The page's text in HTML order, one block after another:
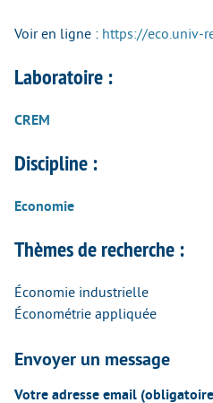
Voir en ligne : https://eco.univ-
Laboratoire :
CREM
Discipline :
Economie
Thèmes de recherche :
Économie industrielle
Économétrie appliquée
Envoyer un message
Votre adresse email